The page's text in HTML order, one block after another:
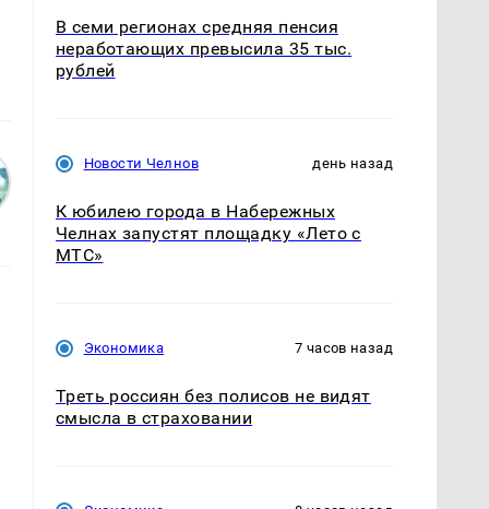
В семи регионах средняя пенсия
неработающих превысила 35 тыс.
рублей
Новости Челнов день назад
К юбилею города в Набережных
Челнах запустят площадку «Лето с
МТС»
Экономика 7 часов назад
Треть россиян без полисов не видят
смысла в страховании